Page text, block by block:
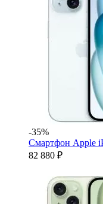
-35%
Смартфон Apple
82 880 ₽